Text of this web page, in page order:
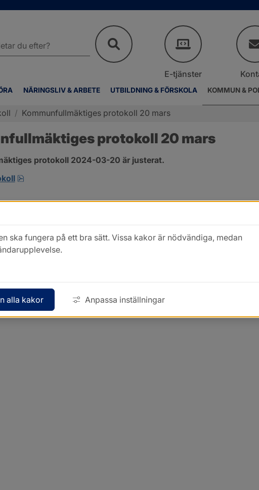
NÄRINGSLIV & ARBETE UTBILDNING & FÖRSKOLA KOMMUN &
E-tjänster
/ Kommunfullmäktiges protokoll 20 mars
protokoll 20 mars
protokoll 2024-03-20 är justerat.
pdf, 317.5 kB, öppnas i nytt fönster.
ska fungera på ett bra sätt. Vissa kakor är nödvändiga, medan
alla kakor Anpassa inställningar